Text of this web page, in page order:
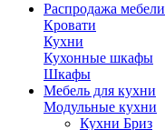
Распродажа мебели
Кровати
Кухни
Кухонные шкафы
Шкафы
Мебель для кухни
Модульные кухни
Кухни Бриз